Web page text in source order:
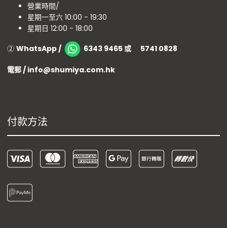
營業時間/
星期一至六 10:00 - 19:30
星期日 12:00 - 18:00
② WhatsApp / 6343 9465 或 5741 0828
電郵 / info@shumiya.com.hk
付款方法